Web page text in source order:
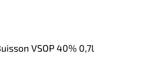
VSOP 40% 0,7l